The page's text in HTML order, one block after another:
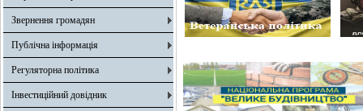
Звернення громадян
Публічна інформація
Регуляторна політика
Інвестиційний довідник